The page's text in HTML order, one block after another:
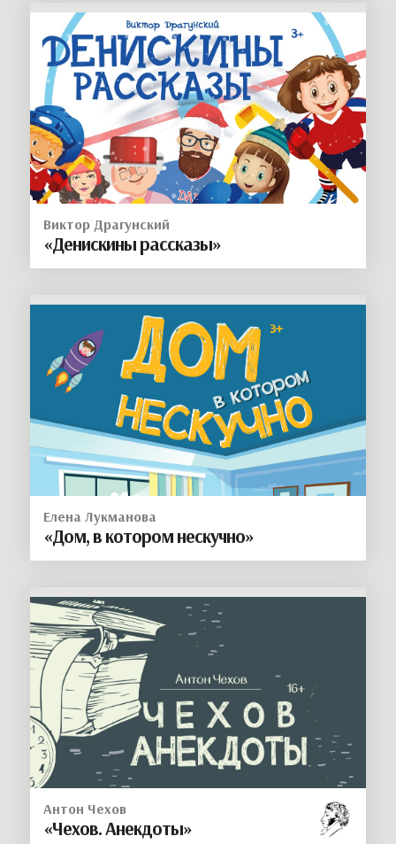
Виктор Драгунский
«Денискины рассказы»
Елена Лукманова
«Дом, в котором нескучно»
Антон Чехов
«Чехов. Анекдоты»